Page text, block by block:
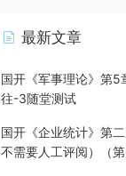
最新文章
国开《军事理论》第5
往-3随堂测试
国开《企业统计》第
不需要人工评阅）（第